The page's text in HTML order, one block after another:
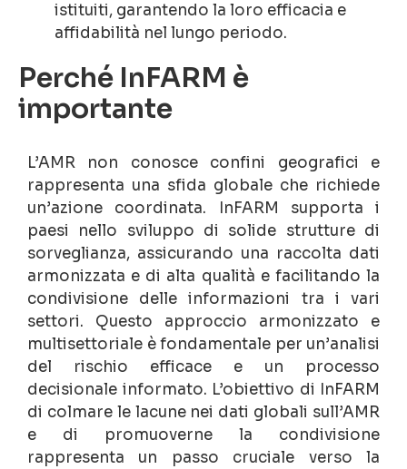
istituiti, garantendo la loro efficacia e
affidabilità nel lungo periodo.
Perché InFARM è
importante
L’AMR non conosce confini geografici e
rappresenta una sfida globale che richiede
un’azione coordinata. InFARM supporta i
paesi nello sviluppo di solide strutture di
sorveglianza, assicurando una raccolta dati
armonizzata e di alta qualità e facilitando la
condivisione delle informazioni tra i vari
settori. Questo approccio armonizzato e
multisettoriale è fondamentale per un’analisi
del rischio efficace e un processo
decisionale informato. L’obiettivo di InFARM
di colmare le lacune nei dati globali sull’AMR
e di promuoverne la condivisione
rappresenta un passo cruciale verso la